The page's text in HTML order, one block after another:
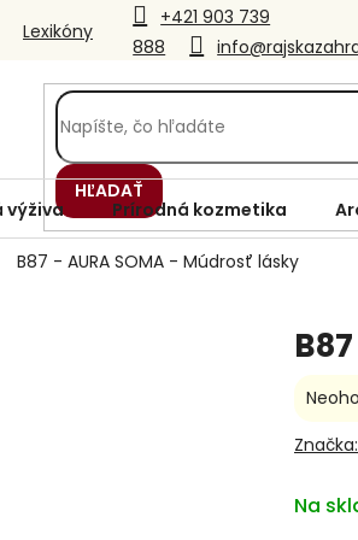
+421 903 739
888
Lexikóny
HĽADAŤ
výživa Prírodná kozmetika
B87 - AURA SOMA - Múdrosť lásky
Na
z
Značka: